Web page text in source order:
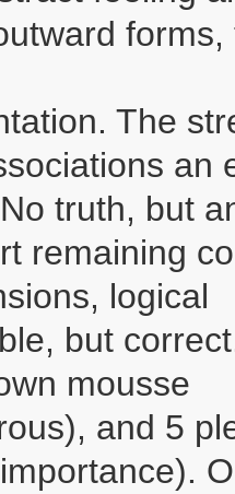
The
an
truth, but
remaining
logical
but
mousse
and 5